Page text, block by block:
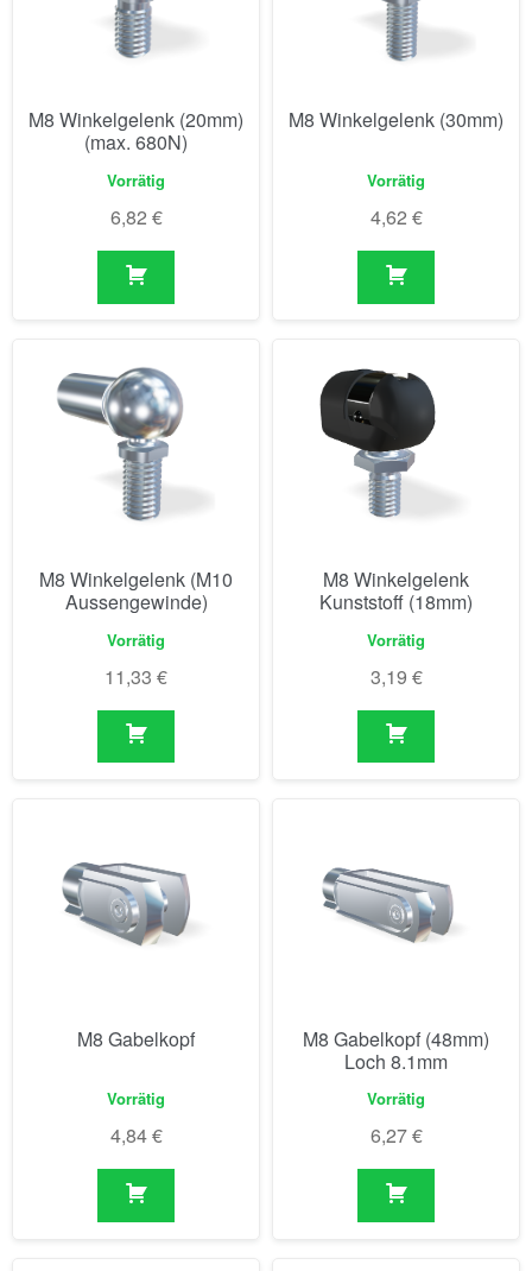
M8 Winkelgelenk (20mm)
(max. 680N)
Vorrätig
6,82 €
M8 Winkelgelenk (30mm)
Vorrätig
4,62 €
M8 Winkelgelenk (M10
Aussengewinde)
Vorrätig
11,33 €
M8 Winkelgelenk
Kunststoff (18mm)
Vorrätig
3,19 €
M8 Gabelkopf
Vorrätig
4,84€
M8 Gabelkopf (48mm)
Loch 8.1mm
Vorrätig
6,27€